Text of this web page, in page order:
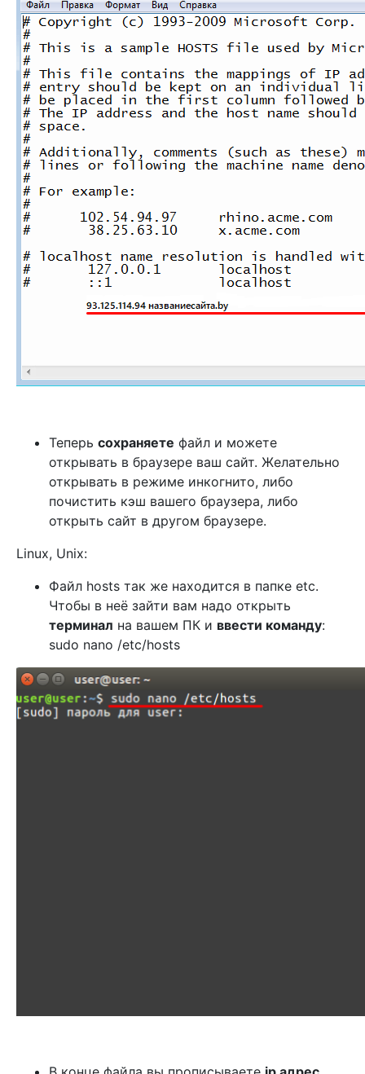
Теперь сохраняете файл и можете
открывать в браузере ваш сайт. Желательно
открывать в режиме инкогнито, либо
почистить кэш вашего браузера, либо
открыть сайт в другом браузере.
Linux, Unix:
Файл hosts так же находится в папке etc.
Чтобы в неё зайти вам надо открыть
терминал на вашем ПК и ввести команду:
sudo nano /etc/hosts